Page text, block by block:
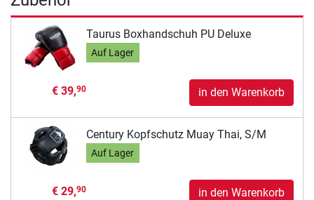
Taurus Boxhandschuh PU Deluxe
Auf Lager
€ 39,90 in den Warenkorb
Century Kopfschutz Muay Thai, S/M
Auf Lager
€ 29,90 in den Warenkorb